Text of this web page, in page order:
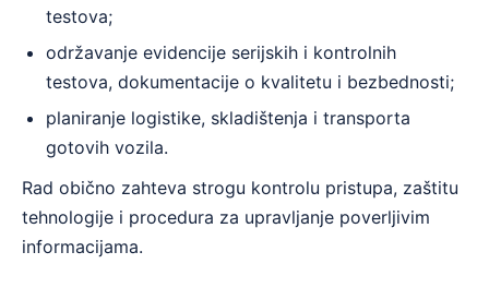
testova;
održavanje evidencije serijskih i kontrolnih
testova, dokumentacije o kvalitetu i bezbednosti;
planiranje logistike, skladištenja i transporta
gotovih vozila.
Rad obično zahteva strogu kontrolu pristupa, zaštitu
tehnologije i procedura za upravljanje poverljivim
informacijama.